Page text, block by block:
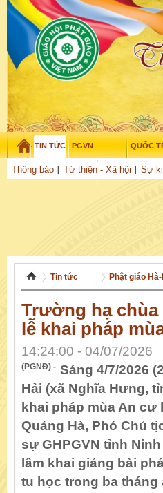
TIN TỨC
Thông báo Từ thiện - Xã hội Sự
PGVN QUỐC
THỜI ĐẠI TUỔI TRẺ
Chủ nhật - 9/08/2026 – 06:10:34
Tin tức Phật giáo
Trường hạ
lễ khai pháp
14:24:00 - 04/07/2026
(PGNĐ) - Sáng 4/7/2026
Hải (xã Nghĩa Hưng,
khai pháp mùa An
Quảng Hà, Phó Chủ
sự GHPGVN tỉnh
lâm khai giảng bài
tu học trong ba tháng